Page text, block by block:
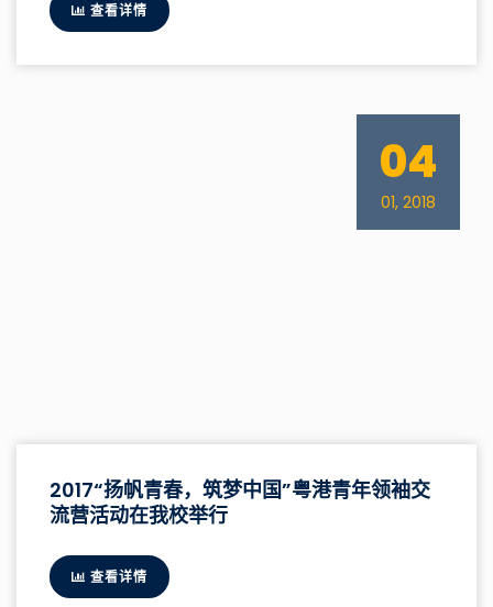
查看详情
04
01, 2018
2017“扬帆青春，筑梦中国”粤港青年领袖交
流营活动在我校举行
查看详情